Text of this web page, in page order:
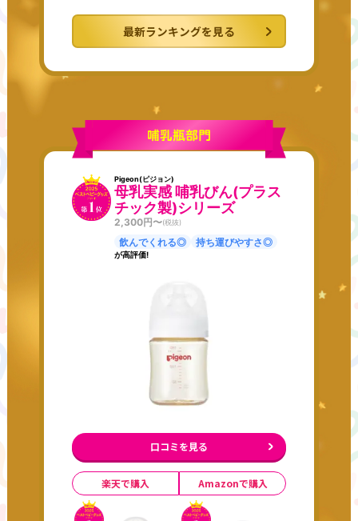
最新ランキングを見る
Pigeon(ピジョン)
母乳実感 哺乳びん(プラス
チック製)シリーズ
2,300円〜(税抜)
飲んでくれる◎ 持ち運びやすさ◎
が高評価!
口コミを見る
楽天で購入 Amazonで購入